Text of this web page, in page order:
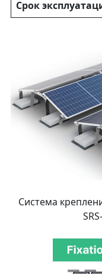
Срок
Система